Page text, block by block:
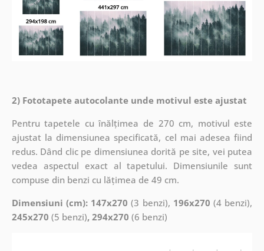
2) Fototapete autocolante unde motivul este ajustat
Pentru tapetele cu înălțimea de 270 cm, motivul este
ajustat la dimensiunea specificată, cel mai adesea fiind
redus. Dând clic pe dimensiunea dorită pe site, vei putea
vedea aspectul exact al tapetului. Dimensiunile sunt
compuse din benzi cu lățimea de 49 cm.
Dimensiuni (cm): 147x270 (3 benzi), 196x270 (4 benzi),
245x270 (5 benzi), 294x270 (6 benzi)